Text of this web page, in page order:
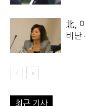
北,
비난
최근 기사